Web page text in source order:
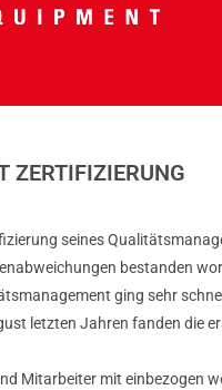
ZERTIFIZIERUNG
seines
bestanden
ging sehr
letzten Jahren fanden die
Mitarbeiter mit einbezogen